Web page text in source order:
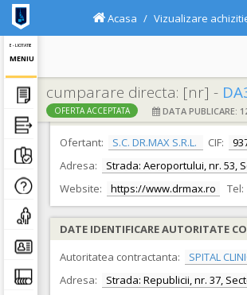
E - LICITATIE
MENIU
Acasa Vizualizare
cumparare directa: [nr] -
OFERTA ACCEPTATA DATA PUBLICARE:
DATE IDENTIFICARE OFERTANT
Ofertant:
S.C. DR.MAX S.R.L. CIF:
Adresa:
Strada: Aeroportului, nr. 53,
Website:
https://www.drmax.ro Tel:
DATE IDENTIFICARE AUTORITATE
Autoritatea contractanta:
SPITAL
Adresa:
Strada: Republicii, nr. 37,